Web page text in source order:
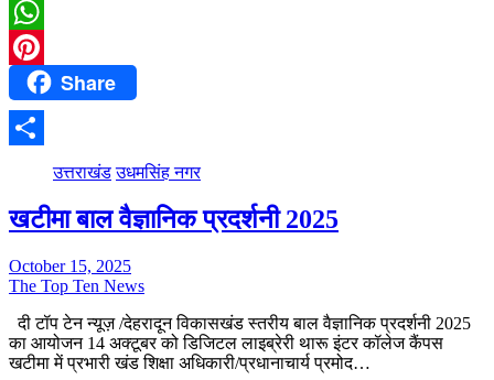
Twitter
WhatsApp
PinterestShare
उत्तराखंड उधमसिंह नगर
खटीमा बाल वैज्ञानिक प्रदर्शनी 2025
October 15, 2025
The Top Ten News
दी टॉप टेन न्यूज़ /देहरादून विकासखंड स्तरीय बाल वैज्ञानिक प्रदर्शनी 2025
का आयोजन 14 अक्टूबर को डिजिटल लाइब्रेरी थारू इंटर कॉलेज कैंपस
खटीमा में प्रभारी खंड शिक्षा अधिकारी/प्रधानाचार्य प्रमोद…